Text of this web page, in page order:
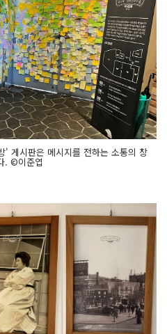
' 게시판은 메시지를 전하는 소통의 창
. ©이준엽